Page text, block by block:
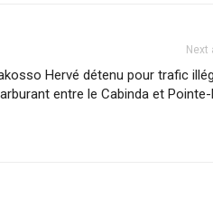
Next
Hervé détenu pour trafic
entre le Cabinda et